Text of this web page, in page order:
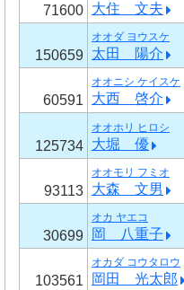
71600 大住 文夫
150659
オオダ ヨウスケ
太田 陽介
60591
オオニシ ケイスケ
大西 啓介
125734
オオホリ ヒロシ
大堀 優
93113
オオモリ フミオ
大森 文男
30699
オカ ヤエコ
岡 八重子
103561
オカダ コウタロウ
岡田 光太郎